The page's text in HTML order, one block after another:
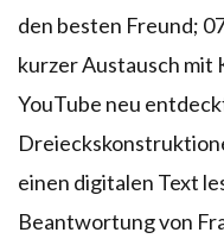
den besten Freund;
kurzer Austausch mit
YouTube neu
einen digitalen Text
Beantwortung von